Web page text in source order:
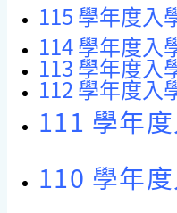
115 學年度入
114 學年度入
113 學年度入
112 學年度入
111 學年
110 學年